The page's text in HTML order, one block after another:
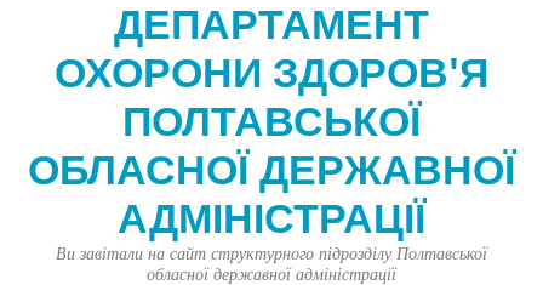
ДЕПАРТАМЕНТ
ОХОРОНИ ЗДОРОВ'Я
ПОЛТАВСЬКОЇ
ОБЛАСНОЇ ДЕРЖАВНОЇ
АДМІНІСТРАЦІЇ
Ви завітали на сайт структурного підрозділу Полтавської
обласної державної адміністрації